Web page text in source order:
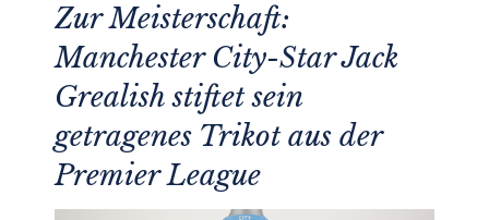
Zur Meisterschaft:
Manchester City-Star Jack
Grealish stiftet sein
getragenes Trikot aus der
Premier League